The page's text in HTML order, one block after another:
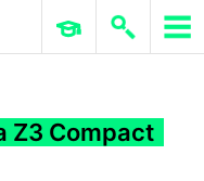
ERP 與商業 AI
Z3 Compact